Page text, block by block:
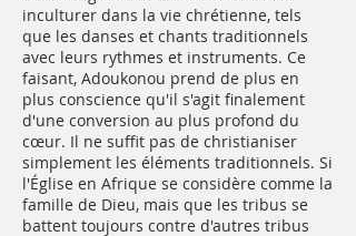
inculturer dans la vie chrétienne, tels
que les danses et chants traditionnels
avec leurs rythmes et instruments. Ce
faisant, Adoukonou prend de plus en
plus conscience qu'il s'agit finalement
d'une conversion au plus profond du
cœur. Il ne suffit pas de christianiser
simplement les éléments traditionnels. Si
l'Église en Afrique se considère comme la
famille de Dieu, mais que les tribus se
battent toujours contre d'autres tribus